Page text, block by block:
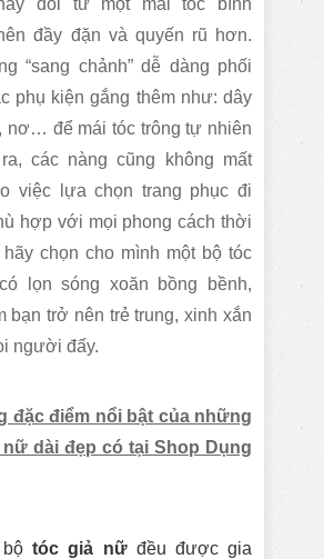
đổi từ một mái tóc bình
đầy đặn và quyến rũ hơn.
“sang chảnh” dễ dàng phối
phụ kiện gắng thêm như: dây
nơ… để mái tóc trông tự nhiên
các nàng cũng không mất
việc lựa chọn trang phục đi
hợp với mọi phong cách thời
chọn cho mình một bộ tóc
lọn sóng xoăn bồng bềnh,
bạn trở nên trẻ trung, xinh xắn
người đấy.
đặc điểm nổi bật của những
nữ dài đẹp có tại Shop Dụng
bộtóc giả nữđều được gia